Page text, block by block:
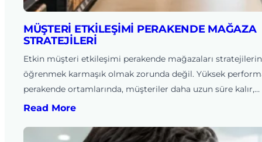
MÜŞTERI ETKILEŞIMI PERAKENDE MAĞAZA
STRATEJILERI
Etkin müşteri etkileşimi perakende mağazaları
öğrenmek karmaşık olmak zorunda değil. Yüksek
perakende ortamlarında, müşteriler daha uzun süre kalır,…
Read More